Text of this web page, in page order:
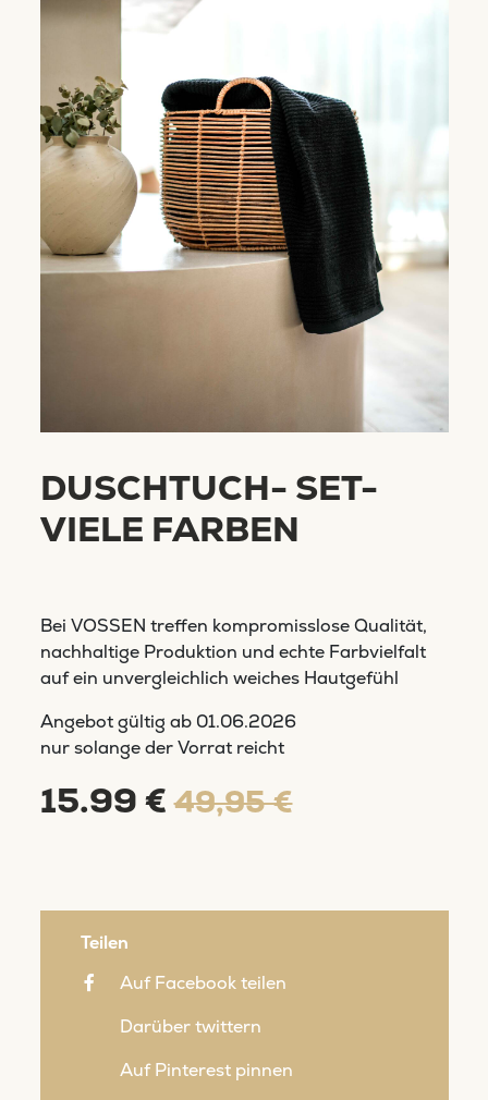
DUSCHTUCH- SET-
VIELE FARBEN
Bei VOSSEN treffen kompromisslose Qualität,
nachhaltige Produktion und echte Farbvielfalt
auf ein unvergleichlich weiches Hautgefühl
Angebot gültig ab 01.06.2026
nur solange der Vorrat reicht
15.99 €49,95 €
Teilen
Auf Facebook teilen
Darüber twittern
Auf Pinterest pinnen